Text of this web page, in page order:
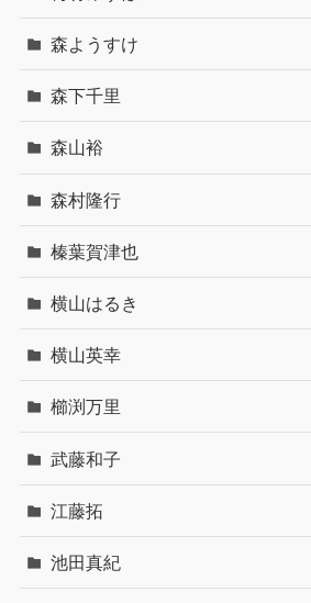
森ようすけ
森下千里
森山裕
森村隆行
榛葉賀津也
横山はるき
横山英幸
櫛渕万里
武藤和子
江藤拓
池田真紀